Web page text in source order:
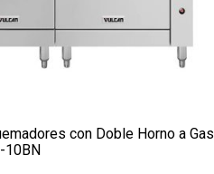
con Doble Horno a Gas
10BN